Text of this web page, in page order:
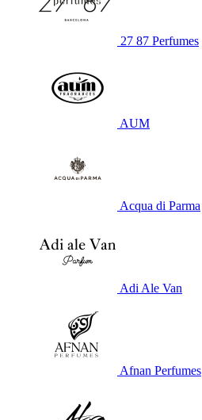
27 87 Perfumes
AUM
Acqua di Parma
Adi Ale Van
Afnan Perfumes